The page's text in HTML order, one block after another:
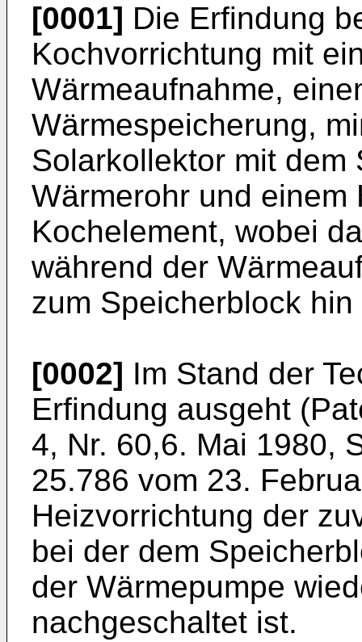
[0001] Die Erfindung
Kochvorrichtung mit
Wärmeaufnahme,
Wärmespeicherung,
Solarkollektor mit
Wärmerohr und einem
Kochelement, wobei
während der
zum Speicherblock
[0002] Im Stand der
Erfindung ausgeht
4, Nr. 60,6. Mai 1980,
25.786 vom 23.
Heizvorrichtung der
bei der dem
der Wärmepumpe
nachgeschaltet ist.